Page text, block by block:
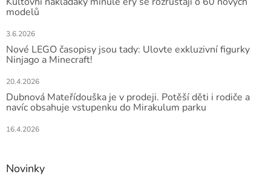
modelů
3.6.2026
Nové LEGO časopisy jsou tady: Ulovte exkluzivní figurky
Ninjago a Minecraft!
20.4.2026
Dubnová Mateřídouška je v prodeji. Potěší děti i rodiče a
navíc obsahuje vstupenku do Mirakulum parku
16.4.2026
Novinky